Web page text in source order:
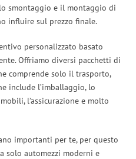
smontaggio e il montaggio di
influire sul prezzo finale.
personalizzato basato
Offriamo diversi pacchetti di
comprende solo il trasporto,
include l’imballaggio, lo
l’assicurazione e molto
importanti per te, per questo
solo automezzi moderni e